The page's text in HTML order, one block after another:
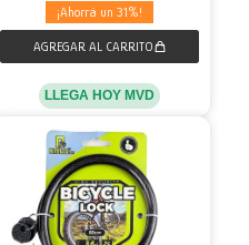
31
LLEGA HOY MVD